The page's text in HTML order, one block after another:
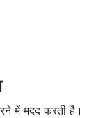
में मदद करती है।